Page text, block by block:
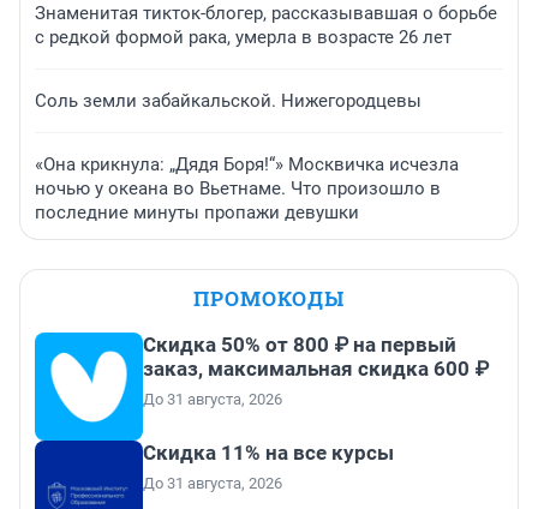
Знаменитая тикток-блогер, рассказывавшая о борьбе
с редкой формой рака, умерла в возрасте 26 лет
Соль земли забайкальской. Нижегородцевы
«Она крикнула: „Дядя Боря!“» Москвичка исчезла
ночью у океана во Вьетнаме. Что произошло в
последние минуты пропажи девушки
ПРОМОКОДЫ
Скидка 50% от 800 ₽ на первый
заказ, максимальная скидка 600 ₽
До 31 августа, 2026
Скидка 11% на все курсы
До 31 августа, 2026